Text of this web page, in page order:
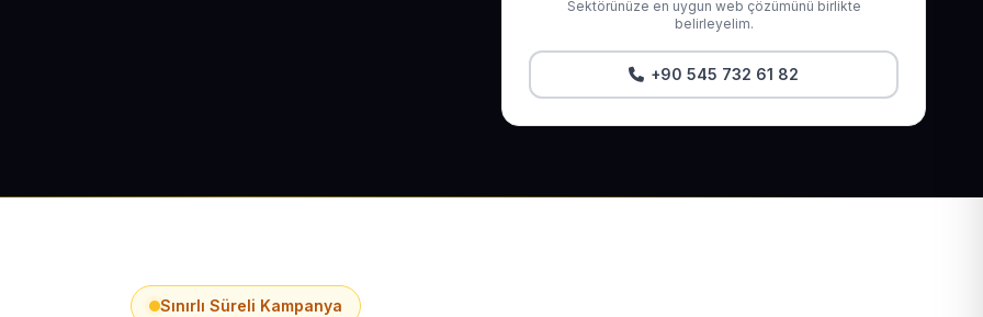
Sektörünüze en uygun web çözümünü birlikte
belirleyelim.
+90 545 732 61 82
Sınırlı Süreli Kampanya